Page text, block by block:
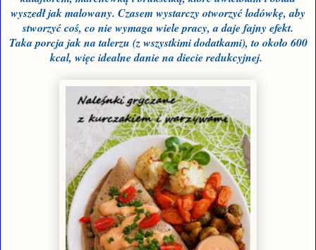
wyszedł jak malowany. Czasem wystarczy otworzyć lodówkę, aby
stworzyć coś, co nie wymaga wiele pracy, a daje fajny efekt.
Taka porcja jak na talerzu (z wszystkimi dodatkami), to około 600
kcal, więc idealne danie na diecie redukcyjnej.